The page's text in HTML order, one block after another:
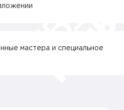
мастера и специальное